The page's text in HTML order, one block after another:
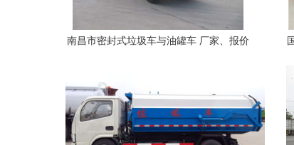
南昌市密封式垃圾车与油罐车 厂家、报价